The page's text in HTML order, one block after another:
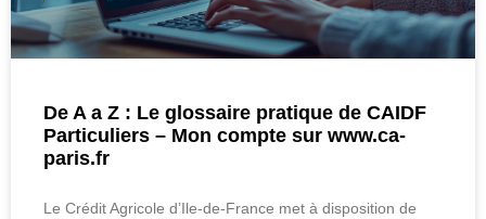
De A a Z : Le glossaire pratique de CAIDF
Particuliers – Mon compte sur www.ca-
paris.fr
Le Crédit Agricole d’Ile-de-France met à disposition de